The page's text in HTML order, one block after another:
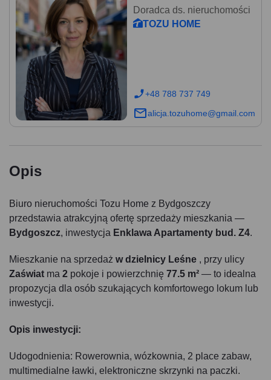
Doradca ds. nieruchomości
TOZU HOME
+48 788 737 749
alicja.tozuhome@gmail.com
Opis
Biuro nieruchomości Tozu Home z Bydgoszczy
przedstawia atrakcyjną ofertę sprzedaży mieszkania —
Bydgoszcz, inwestycja Enklawa Apartamenty bud. Z4.
Mieszkanie na sprzedaż w dzielnicy Leśne , przy ulicy
Zaświat ma 2 pokoje i powierzchnię 77.5 m² — to idealna
propozycja dla osób szukających komfortowego lokum lub
inwestycji.
Opis inwestycji:
Udogodnienia: Rowerownia, wózkownia, 2 place zabaw,
multimedialne ławki, elektroniczne skrzynki na paczki.